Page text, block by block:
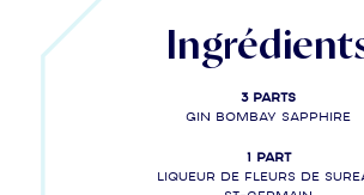
3 parts
Gin BOMBAY SAPPHIRE
1 part
Liqueur de fleurs de